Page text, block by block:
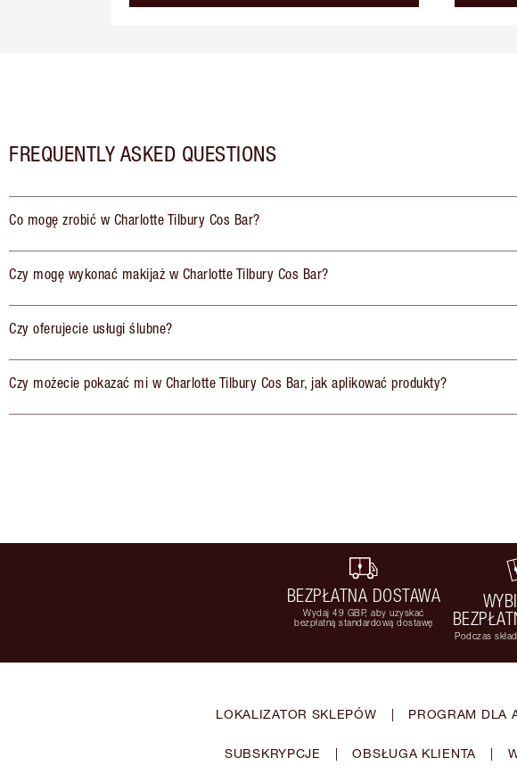
FREQUENTLY ASKED QUESTIONS
Co mogę zrobić w Charlotte Tilbury Cos Bar?
Czy mogę wykonać makijaż w Charlotte Tilbury Cos Bar?
Czy oferujecie usługi ślubne?
Czy możecie pokazać mi w Charlotte Tilbury Cos Bar, jak aplikować produkty?
BEZPŁATNA DOSTAWA
Wydaj 49 GBP, aby uzyskać
bezpłatną standardową dostawę
Podczas
LOKALIZATOR SKLEPÓW | PROGRAM DLA
SUBSKRYPCJE | OBSŁUGA KLIENTA |